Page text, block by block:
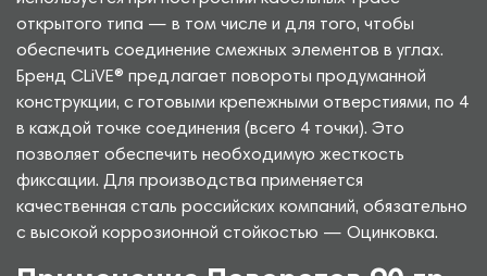
открытого типа — в том числе и для того, чтобы
обеспечить соединение смежных элементов в углах.
Бренд CLiVE® предлагает повороты продуманной
конструкции, с готовыми крепежными отверстиями, по 4
в каждой точке соединения (всего 4 точки). Это
позволяет обеспечить необходимую жесткость
фиксации. Для производства применяется
качественная сталь российских компаний, обязательно
с высокой коррозионной стойкостью — Оцинковка.